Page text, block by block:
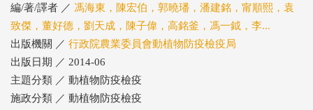
編/著/譯者 ／ 馮海東，陳宏伯，郭曉璠，潘建銘，甯順熙，袁
致傑，董好德，劉天成，陳子偉，高銘釜，馮一鉞，李...
出版機關 ／ 行政院農業委員會動植物防疫檢疫局
出版日期 ／ 2014-06
主題分類 ／ 動植物防疫檢疫
施政分類 ／ 動植物防疫檢疫